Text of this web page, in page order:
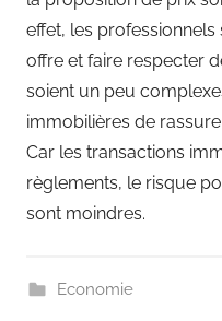
effet, les
offre et faire respecter
soient un peu
immobilières de
Car les transactions
règlements, le risque
sont moindres.
Economie